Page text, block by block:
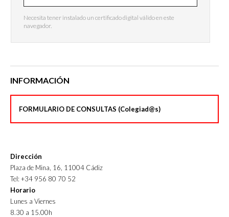
Necesita tener instalado un certificado digital válido en este
navegador.
INFORMACIÓN
FORMULARIO DE CONSULTAS (Colegiad@s)
Dirección
Plaza de Mina, 16, 11004 Cádiz
Tel: +34 956 80 70 52
Horario
Lunes a Viernes
8.30 a 15.00h